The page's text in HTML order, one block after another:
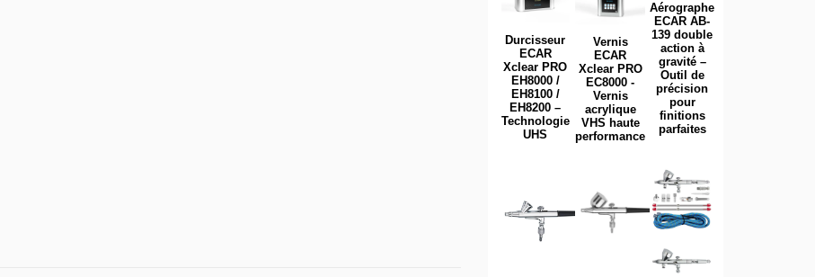
Durcisseur
ECAR
Xclear PRO
EH8000 /
EH8100 /
EH8200 –
Technologie
UHS
Vernis
ECAR
Xclear PRO
EC8000 -
Vernis
acrylique
VHS haute
performance
Aérographe
ECAR AB-
139 double
action à
gravité –
Outil de
précision
pour
finitions
parfaites